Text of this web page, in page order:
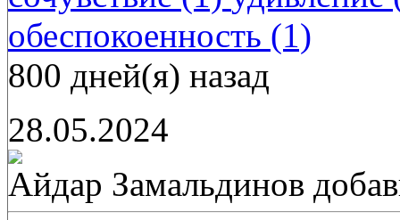
обеспокоенность (1)
800 дней(я) назад
28.05.2024
Айдар Замальдинов